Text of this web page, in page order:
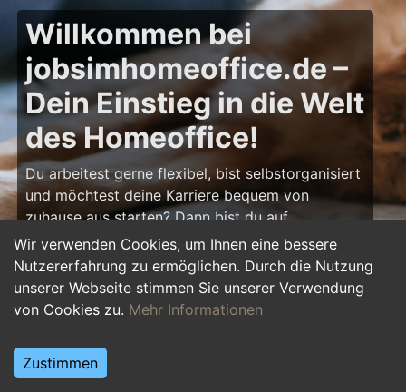
Wir verwenden Cookies, um Ihnen eine bessere
Nutzererfahrung zu ermöglichen. Durch die Nutzung
unserer Webseite stimmen Sie unserer Verwendung
von Cookies zu. Mehr Informationen
Zustimmen
Willkommen bei
jobsimhomeoffice.de –
Dein Einstieg in die Welt
des Homeoffice!
Du arbeitest gerne flexibel, bist selbstorganisiert
und möchtest deine Karriere bequem von
zuhause aus starten? Dann bist du auf
jobsimhomeoffice.de genau richtig! Hier findest
du zahlreiche Ausbildungsplätze, Praktika und
Jobs, die komplett oder teilweise im Homeoffice
erledigt werden können – von IT über Marketing
Starte deine Karriere im Homeoffice und gestalte
deinen Arbeitsalltag nach deinen Vorstellungen!